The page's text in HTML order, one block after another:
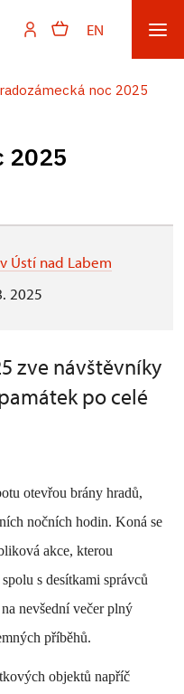
EN
noc 2025
2025
v Ústí nad Labem
2025
zve návštěvníky
po celé
otevřou brány hradů,
nočních hodin. Koná se
akce, kterou
s desítkami správců
nevšední večer plný
příběhů.
objektů napříč